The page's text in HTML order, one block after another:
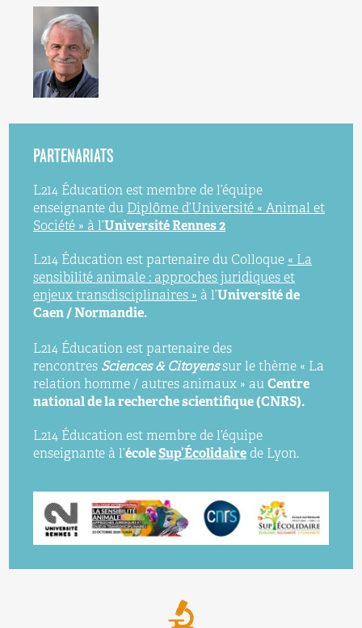
PARTENARIATS
L214 Éducation est membre de l’équipe
enseignante du Diplôme d’Université « Animal et
Société » à l’Université Rennes 2
L214 Éducation est partenaire du Colloque « La
sensibilité animale : approches juridiques et
enjeux transdisciplinaires » à l’Université de
Caen / Normandie.
L214 Éducation est partenaire des
rencontres Sciences & Citoyenssur le thème « La
relation homme / autres animaux » au Centre
national de la recherche scientifique (CNRS).
L214 Éducation est membre de l’équipe
enseignante à l’écoleSup’Écolidaire de Lyon.